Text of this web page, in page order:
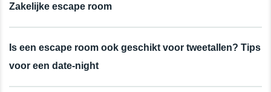
Zakelijke escape room
Is een escape room ook geschikt voor tweetallen? Tips
voor een date-night